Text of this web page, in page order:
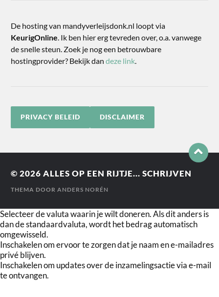
De hosting van mandyverleijsdonk.nl loopt via
KeurigOnline . Ik ben hier erg tevreden over, o.a. vanwege
de snelle steun. Zoek je nog een betrouwbare
hostingprovider? Bekijk dandeze link
PRIVACY BELEID DISCLAIMER
© 2026ALLES OP EEN RIJTJE... SCHRIJVEN
THEMA DOORANDERS NORÉN
Selecteer de valuta waarin je wilt doneren. Als dit anders is
dan de standaardvaluta, wordt het bedrag automatisch
omgewisseld.
Inschakelen om ervoor te zorgen dat je naam en e-mailadres
privé blijven.
Inschakelen om updates over de inzamelingsactie via e-mail
te ontvangen.